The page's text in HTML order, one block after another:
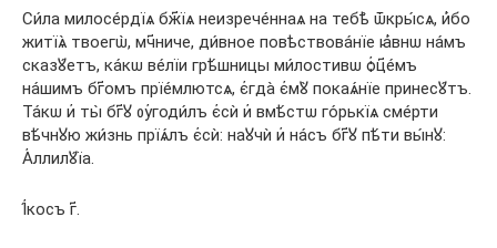
Си́ла милосе́рдїѧ бж҃їѧ неизрече́ннаѧ на тебѣ̀ ѿкры́сѧ, и҆́бо
житїѧ̀ твоегѡ̀, мч҃ниче, ди́вное повѣствова́нїе ꙗ҆́внѡ на́мъ
сказꙋ́етъ, ка́кѡ ве́лїи грѣ́шницы ми́лостивѡ ѻ҆ц҃е́мъ
на́шимъ бг҃омъ прїе́млютсѧ, є҆гда̀ є҆мꙋ̀ покаѧ́нїе принесꙋ́тъ.
Та́кѡ и҆ ты̀ бг҃ꙋ ᲂу҆годи́лъ є҆сѝ и҆ вмѣ́стѡ го́рькїѧ сме́рти
вѣ́чнꙋю жи́знь прїѧ́лъ є҆сѝ: наꙋчѝ и҆ на́съ бг҃ꙋ пѣ́ти вы́нꙋ:
А҆ллилꙋ́їа.
І҆́косъ г҃.